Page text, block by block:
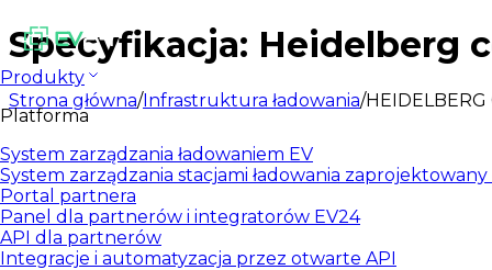
Produkty
Platforma
System zarządzania ładowaniem EV
System zarządzania stacjami ładowania zaprojektowany
Portal partnera
Panel dla partnerów i integratorów EV24
API dla partnerów
Integracje i automatyzacja przez otwarte API
Specyfikacja: Heidelberg
Strona główna/Infrastruktura ładowania/